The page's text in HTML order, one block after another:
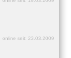
online seit: 23.03.2009